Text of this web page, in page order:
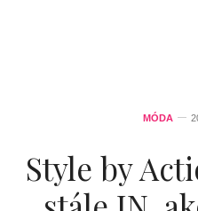
MÓDA
Style by